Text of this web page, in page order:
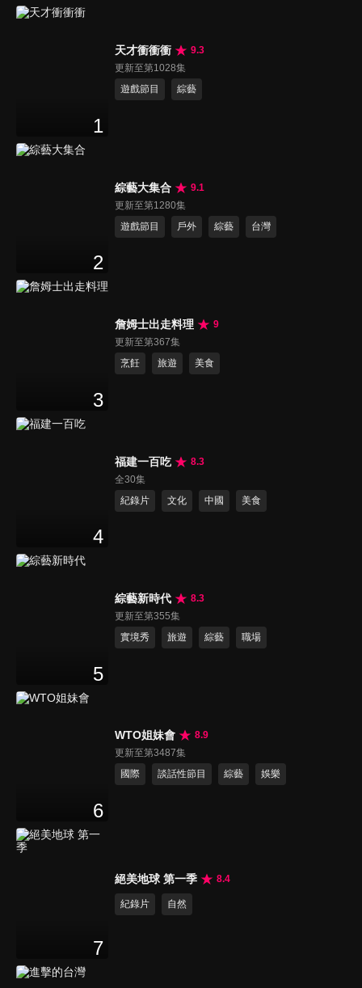
1
天才衝衝衝
9.3
更新至第1028集
遊戲節目
綜藝
2
綜藝大集合
9.1
更新至第1280集
遊戲節目
戶外 綜藝 台灣
3
詹姆士出走料理
9
更新至第367集
烹飪
旅遊 美食
4
福建一百吃
8.3
全30集
紀錄片
文化 中國 美食
5
綜藝新時代
8.3
更新至第355集
實境秀
旅遊 綜藝 職場
6
WTO姐妹會
8.9
更新至第3487集
國際
談話性節目 綜藝 娛樂
7
絕美地球 第一季 8.4
紀錄片 自然